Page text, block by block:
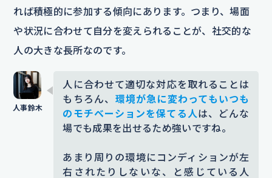
れば積極的に参加する傾向にあります。つまり、場面
や状況に合わせて自分を変えられることが、社交的な
人の大きな長所なのです。
人に合わせて適切な対応を取れることは
もちろん、 環境が急に変わってもいつも
のモチベーションを保てる人は、どんな
場でも成果を出せるため強いですね。
あまり周りの環境にコンディションが左
右されたりしないな、と感じている人